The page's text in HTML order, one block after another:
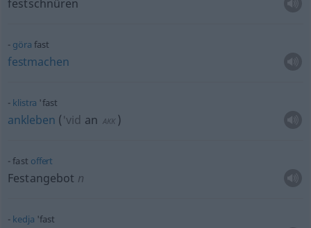
festschnüren
göra fast
festmachen
klistra 'fast
ankleben ('vid an AKK )
fast offert
Festangebot n
kedja 'fast